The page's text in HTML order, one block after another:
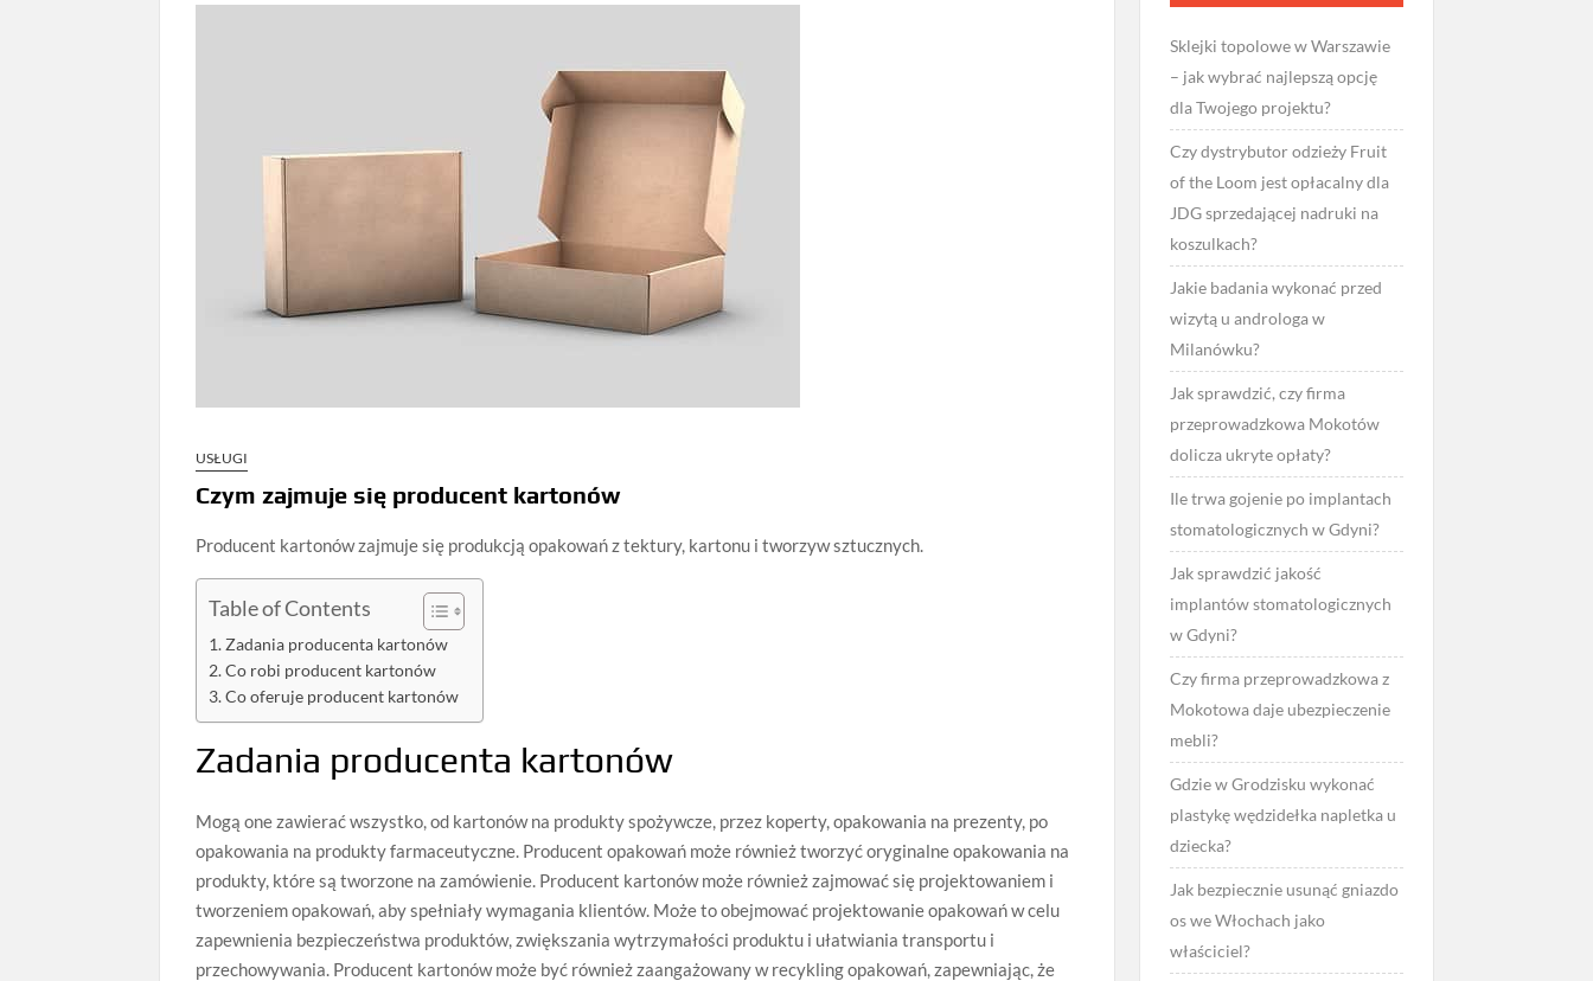
USŁUGI
Czym zajmuje się producent kartonów
Producent kartonów zajmuje się produkcją opakowań z tektury, kartonu i tworzyw sztucznych.
Table of Contents
Zadania producenta kartonów
Co robi producent kartonów
Co oferuje producent kartonów
Zadania producenta kartonów
Mogą one zawierać wszystko, od kartonów na produkty spożywcze, przez koperty, opakowania na prezenty, po
opakowania na produkty farmaceutyczne. Producent opakowań może również tworzyć oryginalne opakowania na
produkty, które są tworzone na zamówienie. Producent kartonów może również zajmować się projektowaniem i
tworzeniem opakowań, aby spełniały wymagania klientów. Może to obejmować projektowanie opakowań w celu
zapewnienia bezpieczeństwa produktów, zwiększania wytrzymałości produktu i ułatwiania transportu i
przechowywania. Producent kartonów może być również zaangażowany w recykling opakowań, zapewniając, że
Sklejki topolowe w Warszawie
– jak wybrać najlepszą opcję
dla Twojego projektu?
Czy dystrybutor odzieży Fruit
of the Loom jest opłacalny dla
JDG sprzedającej nadruki na
koszulkach?
Jakie badania wykonać przed
wizytą u androloga w
Milanówku?
Jak sprawdzić, czy firma
przeprowadzkowa Mokotów
dolicza ukryte opłaty?
Ile trwa gojenie po implantach
stomatologicznych w Gdyni?
Jak sprawdzić jakość
implantów stomatologicznych
w Gdyni?
Czy firma przeprowadzkowa z
Mokotowa daje ubezpieczenie
mebli?
Gdzie w Grodzisku wykonać
plastykę wędzidełka napletka u
dziecka?
Jak bezpiecznie usunąć gniazdo
os we Włochach jako
właściciel?